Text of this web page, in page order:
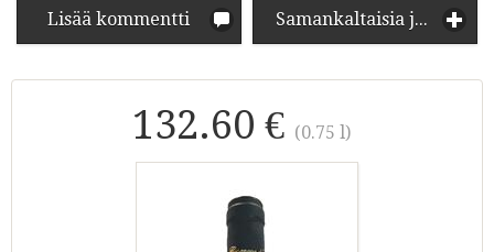
Lisää kommentti Samankaltaisia juomia
132.60 € (0.75 l)